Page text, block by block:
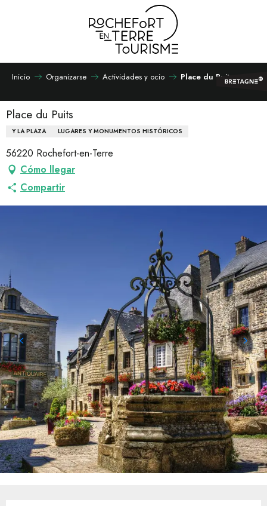
Inicio Organizarse Actividades y ocio Place du Puits
Place du Puits
Y LA PLAZA LUGARES Y MONUMENTOS HISTÓRICOS
56220 Rochefort-en-Terre
Cómo llegar
Compartir